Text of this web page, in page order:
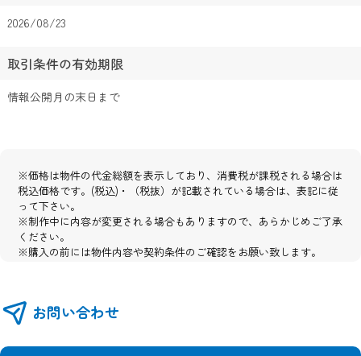
2026/08/23
取引条件の有効期限
情報公開月の末日まで
※価格は物件の代金総額を表示しており、消費税が課税される場合は
税込価格です。(税込)・（税抜）が記載されている場合は、表記に従
って下さい。
※制作中に内容が変更される場合もありますので、あらかじめご了承
ください。
※購入の前には物件内容や契約条件のご確認をお願い致します。
お問い合わせ